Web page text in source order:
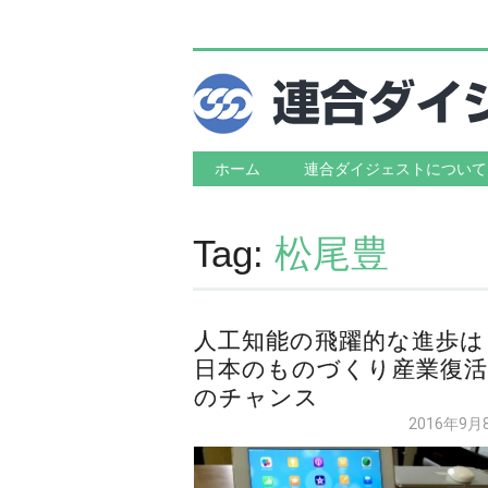
Main menu
Skip to content
ホーム 連合ダイジェストについて
Tag: 松尾豊
人工知能の飛躍的な進歩は
日本のものづくり産業復活
のチャンス
2016年9月